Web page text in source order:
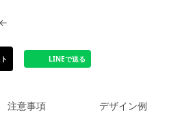
←
LINEで送る
注意事項 デザイン例